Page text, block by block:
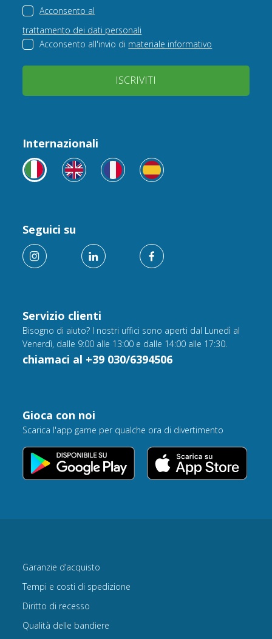
Acconsento al
trattamento dei dati personali
Acconsento all'invio di materiale informativo
ISCRIVITI
Servizio clienti
Bisogno di aiuto? I nostri uffici sono aperti dal Lunedì al
Venerdì, dalle 9:00 alle 13:00 e dalle 14:00 alle 17:30.
chiamaci al +39 030/6394506
Internazionali
Seguici su
Gioca con noi
Scarica l'app game per qualche ora di divertimento
Garanzie d’acquisto
Tempi e costi di spedizione
Diritto di recesso
Qualità delle bandiere